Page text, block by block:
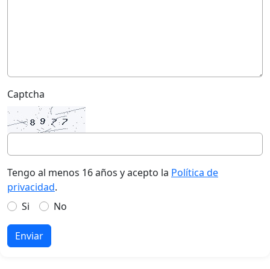
Captcha
Tengo al menos 16 años y acepto la Política de
privacidad.
Si
No
Enviar